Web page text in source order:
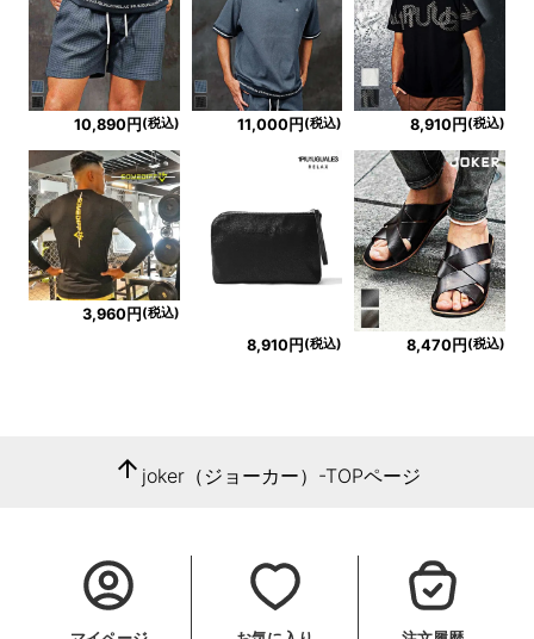
10,890円(税込) 11,000円(税込) 8,910円(税込)
3,960円 (税込)
8,910円(税込) 8,470円(税込)
arrow_upward joker（ジョーカー）-TOPページ